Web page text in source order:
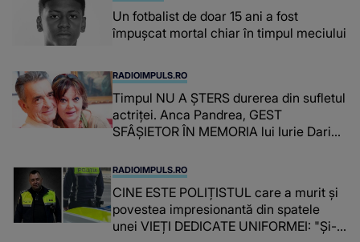
Un fotbalist de doar 15 ani a fost
împușcat mortal chiar în timpul meciului
RADIOIMPULS.RO
Timpul NU A ȘTERS durerea din sufletul
actriței. Anca Pandrea, GEST
SFÂȘIETOR ÎN MEMORIA lui Iurie Darie:
timpul parcă..."
RADIOIMPULS.RO
CINE ESTE POLIȚISTUL care a murit și
povestea impresionantă din spatele
unei VIEȚI DEDICATE UNIFORMEI: "Și-a